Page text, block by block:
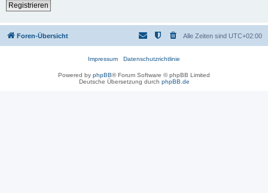
Registrieren
Foren-Übersicht Alle Zeiten sind UTC+02:00
Impressum Datenschutzrichtlinie
Powered by phpBB® Forum Software © phpBB Limited
Deutsche Übersetzung durch phpBB.de